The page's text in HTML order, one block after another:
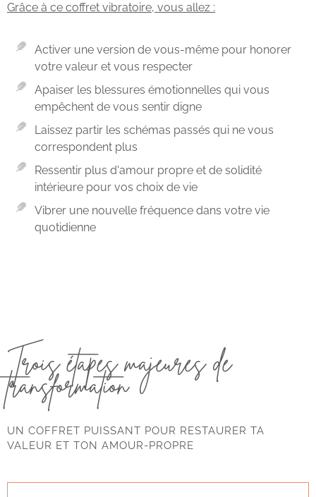
Grâce à ce coffret vibratoire, vous allez :
Activer une version de vous-même pour honorer
votre valeur et vous respecter
Apaiser les blessures émotionnelles qui vous
empêchent de vous sentir digne
Laissez partir les schémas passés qui ne vous
correspondent plus
Ressentir plus d'amour propre et de solidité
intérieure pour vos choix de vie
Vibrer une nouvelle fréquence dans votre vie
quotidienne
Trois étapes majeures de
transformation
UN COFFRET PUISSANT POUR RESTAURER TA
VALEUR ET TON AMOUR-PROPRE